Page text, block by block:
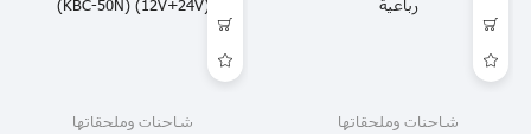
شاحنات وملحقاتها شاحنات وملحقاتها